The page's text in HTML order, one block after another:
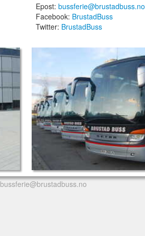
Epost: bussferie@brustadbuss.no
Facebook: BrustadBuss
Twitter: BrustadBuss
bussferie@brustadbuss.no